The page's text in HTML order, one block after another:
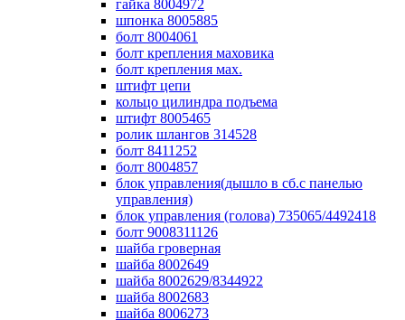
гайка 8004972
шпонка 8005885
болт 8004061
болт крепления маховика
болт крепления мах.
штифт цепи
кольцо цилиндра подъема
штифт 8005465
ролик шлангов 314528
болт 8411252
болт 8004857
блок управления(дышло в сб.с панелью
управления)
блок управления (голова) 735065/4492418
болт 9008311126
шайба гроверная
шайба 8002649
шайба 8002629/8344922
шайба 8002683
шайба 8006273